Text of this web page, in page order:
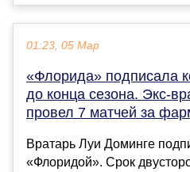
01:23, 05 Мар
«Флорида» подписала
до конца сезона. Экс-
провел 7 матчей за
Вратарь Луи Доминге
«Флоридой». Срок